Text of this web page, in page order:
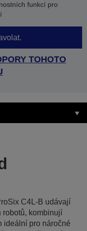
funkcí pro
TOHOTO
C4L-B udávají
robotů, kombinují
ideální pro náročné